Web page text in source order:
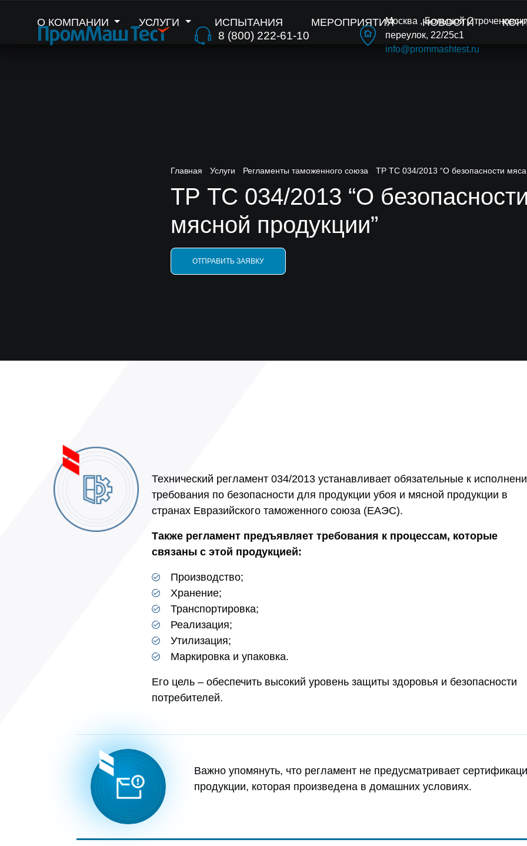
8 (800) 222-61-10
Москва , Большой
переулок, 22/25с1
info@prommashtest.ru
О КОМПАНИИ УСЛУГИ ИСПЫТАНИЯ МЕРОПРИЯТИЯ НОВОСТИ
Главная Услуги Регламенты таможенного союза ТР ТС 034/2013 “О безопасности
ТР ТС 034/2013 “О
мясной продукции”
ОТПРАВИТЬ ЗАЯВКУ
Технический регламент 034/2013 устанавливает обязательные к
требования по безопасности для продукции убоя и мясной продукции в
странах Евразийского таможенного союза (ЕАЭС).
Также регламент предъявляет требования к процессам, которые
связаны с этой продукцией:
Производство;
Хранение;
Транспортировка;
Реализация;
Утилизация;
Маркировка и упаковка.
Его цель – обеспечить высокий уровень защиты здоровья и безопасности
потребителей.
Важно упомянуть, что регламент не предусматривает
продукции, которая произведена в домашних условиях.